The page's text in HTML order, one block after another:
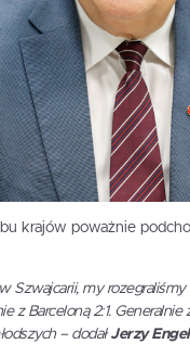
krajów poważnie
Szwajcarii, my
z Barceloną 2:1.
– dodałJerzy